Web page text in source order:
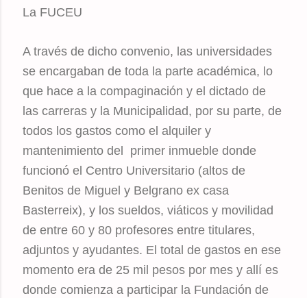
La FUCEU
A través de dicho convenio, las universidades
se encargaban de toda la parte académica, lo
que hace a la compaginación y el dictado de
las carreras y la Municipalidad, por su parte, de
todos los gastos como el alquiler y
mantenimiento del primer inmueble donde
funcionó el Centro Universitario (altos de
Benitos de Miguel y Belgrano ex casa
Basterreix), y los sueldos, viáticos y movilidad
de entre 60 y 80 profesores entre titulares,
adjuntos y ayudantes. El total de gastos en ese
momento era de 25 mil pesos por mes y allí es
donde comienza a participar la Fundación de